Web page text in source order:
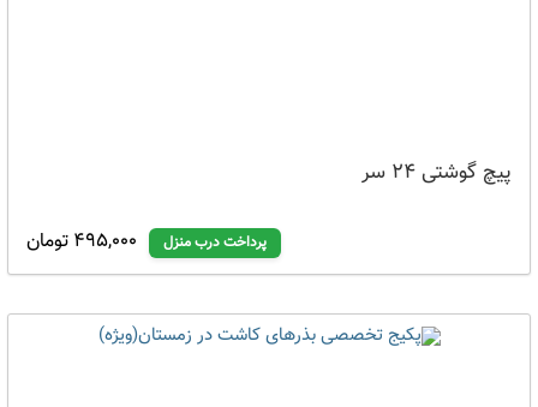
پیچ گوشتی 24 سر
495,000 تومان پرداخت درب منزل